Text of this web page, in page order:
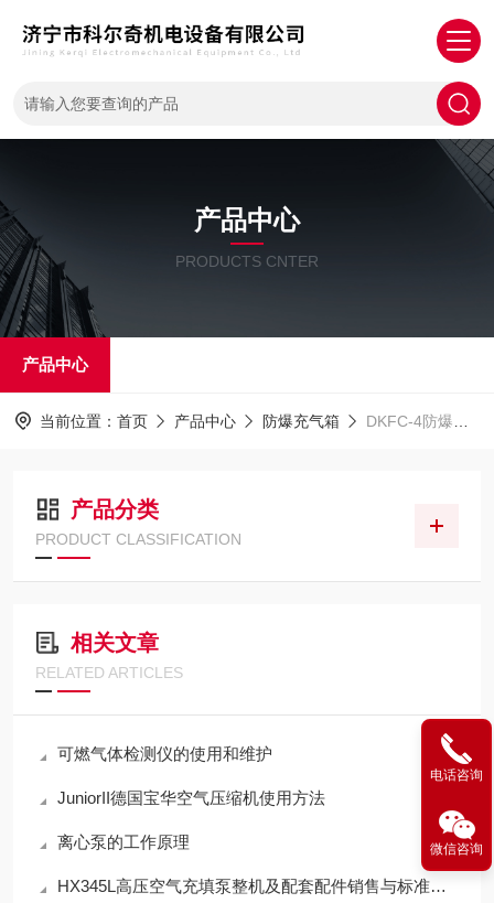
产品中心
PRODUCTS CNTER
产品中心
当前位置： 首页 产品中心 防爆充气箱 DKFC-4防爆充气箱
产品分类
PRODUCT CLASSIFICATION
相关文章
RELATED ARTICLES
可燃气体检测仪的使用和维护
JuniorII德国宝华空气压缩机使用方法
离心泵的工作原理
HX345L高压空气充填泵整机及配套配件销售与标准化应用技术解析
电话咨询
微信咨询